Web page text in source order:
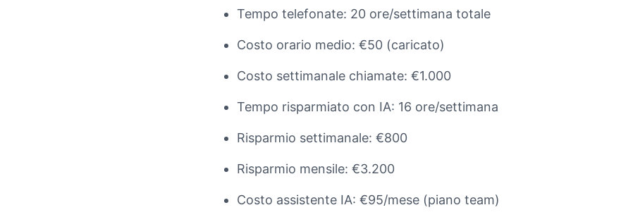
Tempo telefonate: 20 ore/settimana totale
Costo orario medio: €50 (caricato)
Costo settimanale chiamate: €1.000
Tempo risparmiato con IA: 16 ore/settimana
Risparmio settimanale: €800
Risparmio mensile: €3.200
Costo assistente IA: €95/mese (piano team)